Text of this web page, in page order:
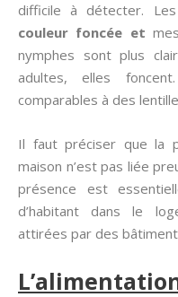
difficile à détecter.
couleur foncée et
nymphes sont plus
adultes, elles
comparables à des
Il faut préciser que la
maison n’est pas liée
présence est
d’habitant dans le
attirées par des